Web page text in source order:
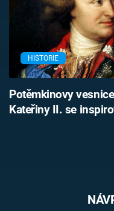
HISTORIE
Potěmkinovy
Kateřiny II. se